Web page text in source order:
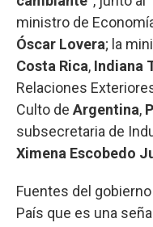
ministro de
Óscar Lovera; la
Costa Rica, Indiana
Relaciones
Culto de Argentina,
subsecretaria de
Ximena Escobedo
Fuentes del
País que es una